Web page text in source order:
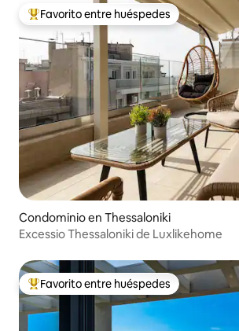
De los mejores en Favorito entre
Favorito entre huéspedes
Condominio en Thessaloniki
Excessio Thessaloniki de Luxlikehome
De los mejores en Favorito entre
Favorito entre huéspedes